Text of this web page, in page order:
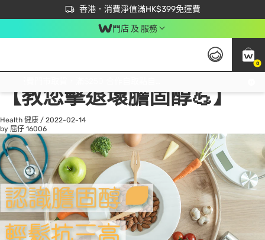
香港．消費淨值滿HK$399免運費
立即成為易賞錢會員盡享獨家優惠
首次APP下單買滿$450 輸入 NEWAPP 即減$50
門店 及 服務
0
All
【教您擊退壞膽固醇💪】
Health 健康 / 2022-02-14
by 屈仔 16006